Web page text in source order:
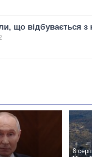
що відбувається з
8